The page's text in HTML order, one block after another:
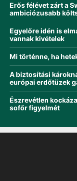
Erős félévet zárt a
ambiciózusabb
Egyelőre idén is
vannak kivételek
Mi történne, ha
A biztosítási
európai erdőtüzek
Észrevétlen
sofőr figyelmét